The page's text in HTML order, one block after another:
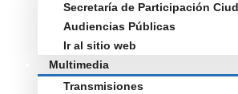
Secretaría de Participación
Audiencias Públicas
Ir al sitio web
Multimedia
Transmisiones